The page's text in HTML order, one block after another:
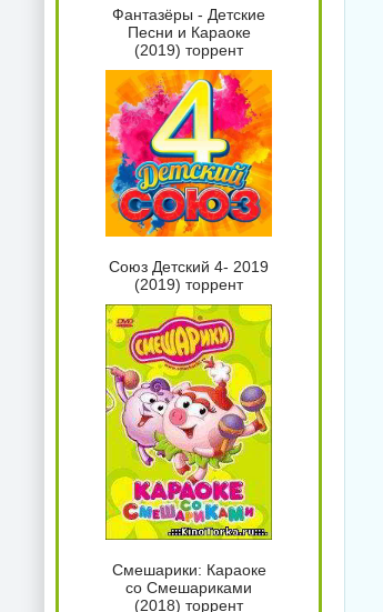
Фантазёры - Детские
Песни и Караоке
(2019) торрент
Союз Детский 4- 2019
(2019) торрент
Смешарики: Караоке
со Смешариками
(2018) торрент